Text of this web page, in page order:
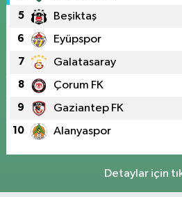
5 Beşiktaş
6 Eyüpspor
7 Galatasaray
8 Çorum FK
9 Gaziantep FK
10 Alanyaspor
Detaylar için